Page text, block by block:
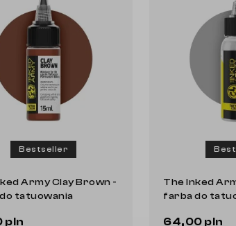
Bestseller
Army Clay Brown -
tatuowania
pln
The Inked
farba do
64,00 pln